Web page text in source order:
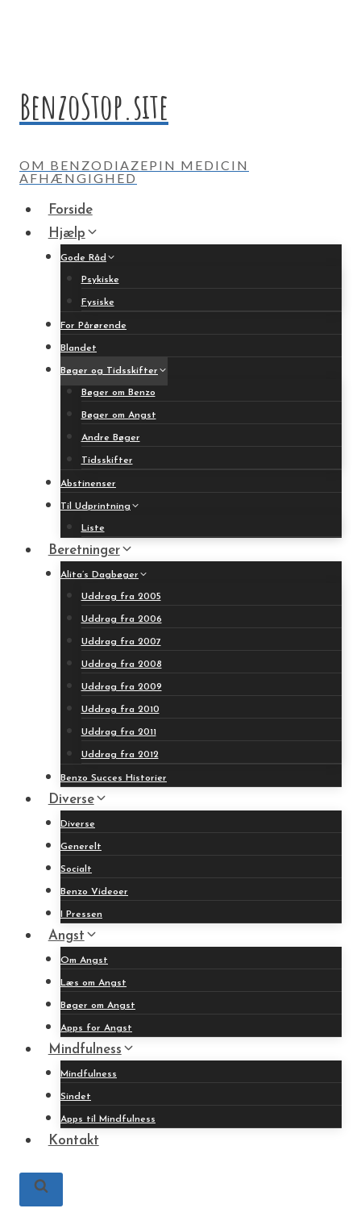
BenzoStop.site
OM BENZODIAZEPIN MEDICIN
AFHÆNGIGHED
Forside
Hjælp
Gode Råd
Psykiske
Fysiske
For Pårørende
Blandet
Bøger og Tidsskifter
Bøger om Benzo
Bøger om Angst
Andre Bøger
Tidsskifter
Abstinenser
Til Udprintning
Liste
Beretninger
Alita’s Dagbøger
Uddrag fra 2005
Uddrag fra 2006
Uddrag fra 2007
Uddrag fra 2008
Uddrag fra 2009
Uddrag fra 2010
Uddrag fra 2011
Uddrag fra 2012
Benzo Succes Historier
Diverse
Diverse
Generelt
Socialt
Benzo Videoer
I Pressen
Angst
Om Angst
Læs om Angst
Bøger om Angst
Apps for Angst
Mindfulness
Mindfulness
Sindet
Apps til Mindfulness
Kontakt